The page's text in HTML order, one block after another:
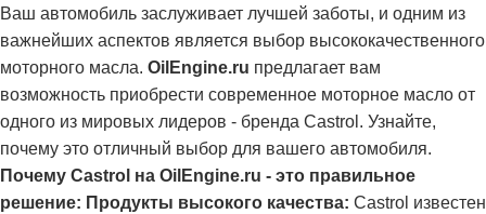
Ваш автомобиль заслуживает лучшей заботы, и одним из
важнейших аспектов является выбор высококачественного
моторного масла. OilEngine.ru предлагает вам
возможность приобрести современное моторное масло от
одного из мировых лидеров - бренда Castrol. Узнайте,
почему это отличный выбор для вашего автомобиля.
Почему Castrol на OilEngine.ru - это правильное
решение: Продукты высокого качества: Castrol известен